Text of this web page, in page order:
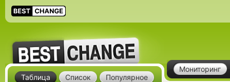
Мониторинг
Таблица Список Популярное